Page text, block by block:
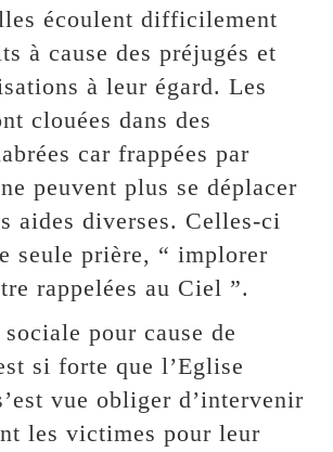
écoulent difficilement
à cause des préjugés et
à leur égard. Les
clouées dans des
car frappées par
peuvent plus se déplacer
aides diverses. Celles-ci
seule prière, “ implorer
rappelées au Ciel ”.
pour cause de
si forte que l’Eglise
vue obliger d’intervenir
les victimes pour leur